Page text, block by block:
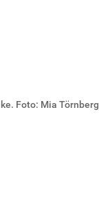
Foto: Mia Törnberg